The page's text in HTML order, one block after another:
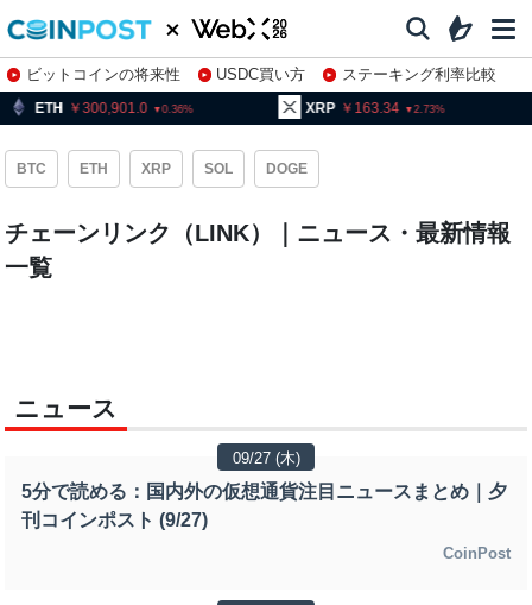
ビットコインの将来性 USDC買い方
ステーキング利率比較
株特集・関連銘柄
300,901.0 0.36 XRP 163.34 2.73
BTC ETH XRP SOL DOGE
チェーンリンク（LINK）｜ニュース・最新情報
一覧
ニュース
09/27 (木)
5分で読める：国内外の仮想通貨注目ニュースまとめ｜夕
刊コインポスト (9/27)
CoinPost